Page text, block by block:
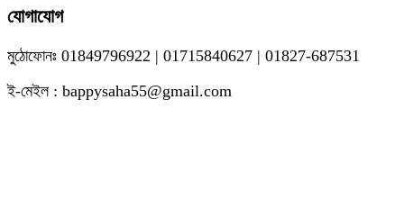
যোগাযোগ
মুঠোফোনঃ 01849796922 | 01715840627 | 01827-687531
ই-মেইল : bappysaha55@gmail.com